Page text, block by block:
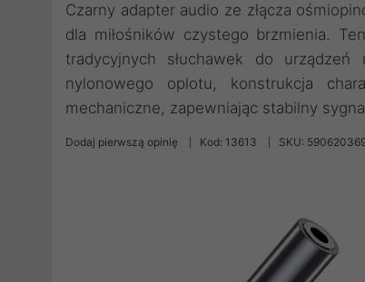
Czarny adapter audio ze złącza
dla miłośników czystego brzmienia.
tradycyjnych słuchawek do
nylonowego oplotu, konstrukcja
mechaniczne, zapewniając stabilny
Dodaj pierwszą opinię Kod: 13613 SKU: